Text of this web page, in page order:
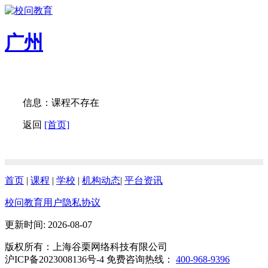
广州
信息：课程不存在
返回 [首页]
首页 | 课程 | 学校 | 机构动态| 平台资讯
校问教育用户隐私协议
更新时间: 2026-08-07
版权所有：上海谷栗网络科技有限公司
沪ICP备2023008136号-4 免费咨询热线： 400-968-9396